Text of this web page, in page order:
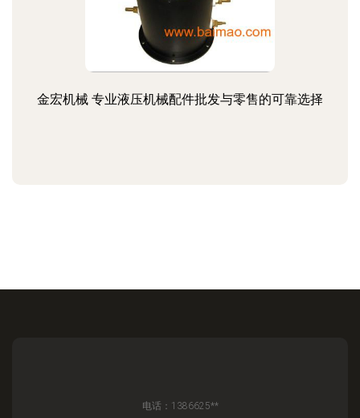
金宏机械 专业液压机械配件批发与零售的可靠选择
电话：1386625**